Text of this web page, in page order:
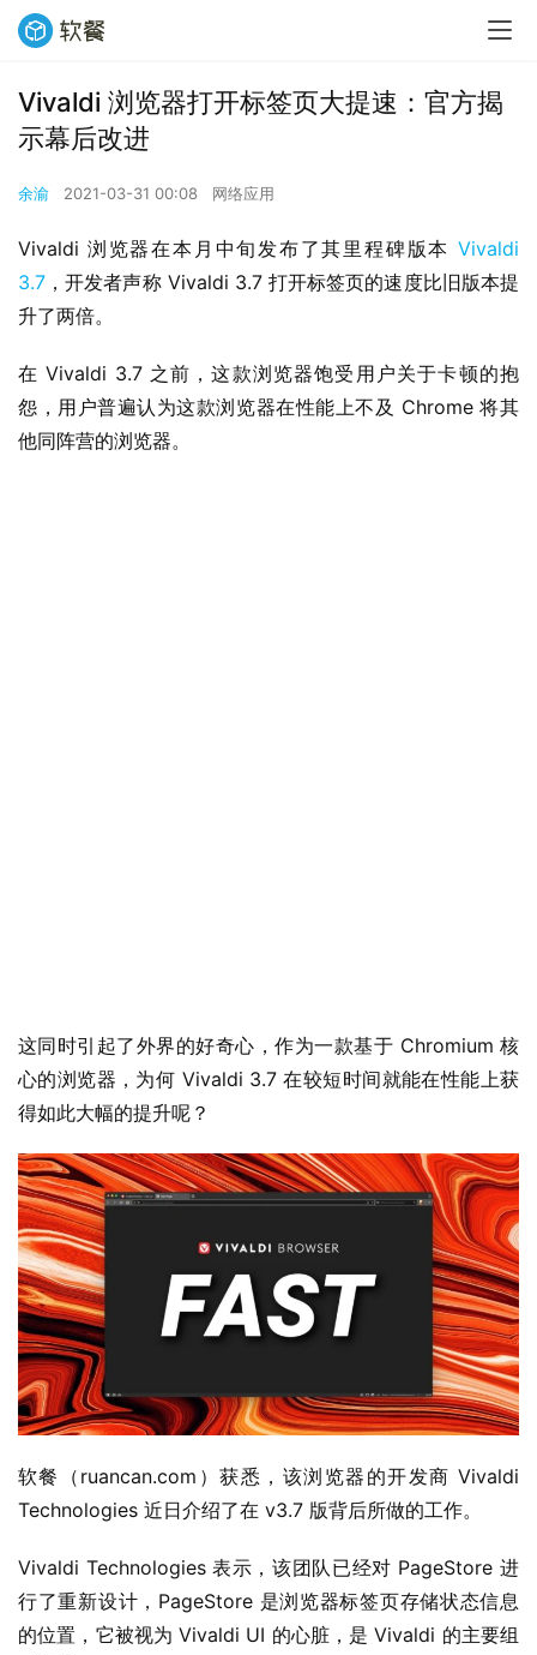
业
界
W
n
1
W
i
Vivaldi 浏览器打开标签页大提速：官方揭
示幕后改进
余渝 2021-03-31 00:08 网络应用
Vivaldi 浏览器在本月中旬发布了其里程碑版本 Vivaldi
3.7 ，开发者声称 Vivaldi 3.7 打开标签页的速度比旧版本提
升了两倍。
在 Vivaldi 3.7 之前，这款浏览器饱受用户关于卡顿的抱
怨，用户普遍认为这款浏览器在性能上不及 Chrome 将其
他同阵营的浏览器。
这同时引起了外界的好奇心，作为一款基于 Chromium 核
心的浏览器，为何 Vivaldi 3.7 在较短时间就能在性能上获
得如此大幅的提升呢？
软餐（ruancan.com）获悉，该浏览器的开发商 Vivaldi
Technologies 近日介绍了在 v3.7 版背后所做的工作。
Vivaldi Technologies 表示，该团队已经对 PageStore 进
行了重新设计，PageStore 是浏览器标签页存储状态信息
的位置，它被视为 Vivaldi UI 的心脏，是 Vivaldi 的主要组